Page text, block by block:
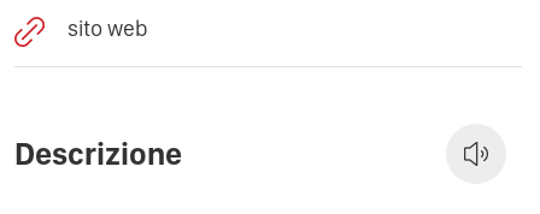
sito web
Descrizione